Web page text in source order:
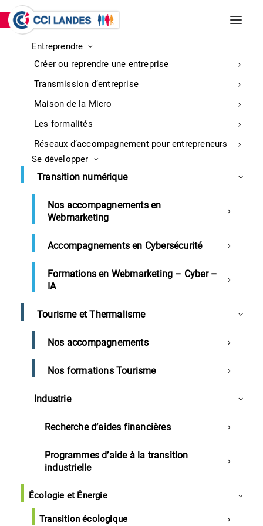
Entreprendre
Créer ou reprendre une entreprise
Transmission d’entreprise
Maison de la Micro
Les formalités
Réseaux d’accompagnement pour entrepreneurs
Se développer
Transition numérique
Nos accompagnements en
Webmarketing
Accompagnements en Cybersécurité
Formations en Webmarketing – Cyber –
IA
Tourisme et Thermalisme
Nos accompagnements
Nos formations Tourisme
Industrie
Recherche d’aides financières
Programmes d’aide à la transition
industrielle
Écologie et Énergie
Transition écologique
INCENDIES DE BISCARROSSE ET
PARENTIS-EN-BORN
informations sur la mobilisation
Tenez-vous au courant de nos dernières
actualités et évènements
Numérique
Signature électronique Chambersign
Diagnostic numérique TPE
Service à la personne
ROBOTBOOST
Nom et Prénom